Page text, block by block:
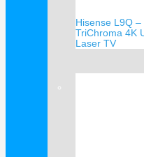
Hisense L9Q –
TriChroma 4K
Laser TV